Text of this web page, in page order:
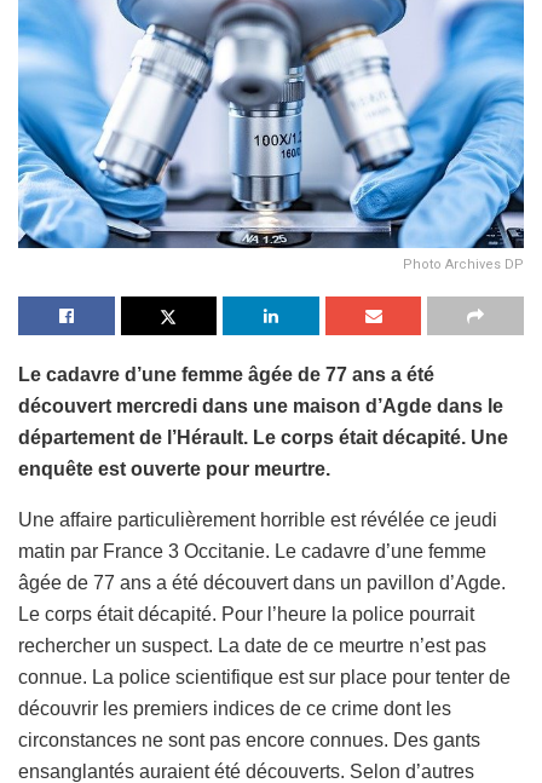
Photo Archives DP
Le cadavre d’une femme âgée de 77 ans a été
découvert mercredi dans une maison d’Agde dans le
département de l’Hérault. Le corps était décapité. Une
enquête est ouverte pour meurtre.
Une affaire particulièrement horrible est révélée ce jeudi
matin par France 3 Occitanie. Le cadavre d’une femme
âgée de 77 ans a été découvert dans un pavillon d’Agde.
Le corps était décapité. Pour l’heure la police pourrait
rechercher un suspect. La date de ce meurtre n’est pas
connue. La police scientifique est sur place pour tenter de
découvrir les premiers indices de ce crime dont les
circonstances ne sont pas encore connues. Des gants
ensanglantés auraient été découverts. Selon d’autres